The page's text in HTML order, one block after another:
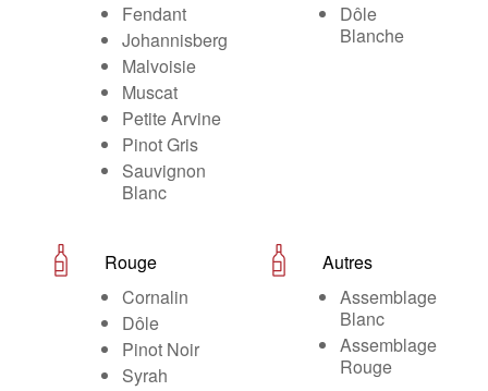
Fendant
Johannisberg
Malvoisie
Muscat
Petite Arvine
Pinot Gris
Sauvignon
Blanc
Dôle
Blanche
Rouge
Cornalin
Dôle
Pinot Noir
Syrah
Autres
Assemblage
Blanc
Assemblage
Rouge